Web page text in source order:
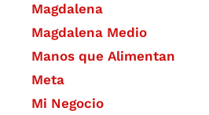
Magdalena
Magdalena Medio
Manos que Alimentan
Meta
Mi Negocio